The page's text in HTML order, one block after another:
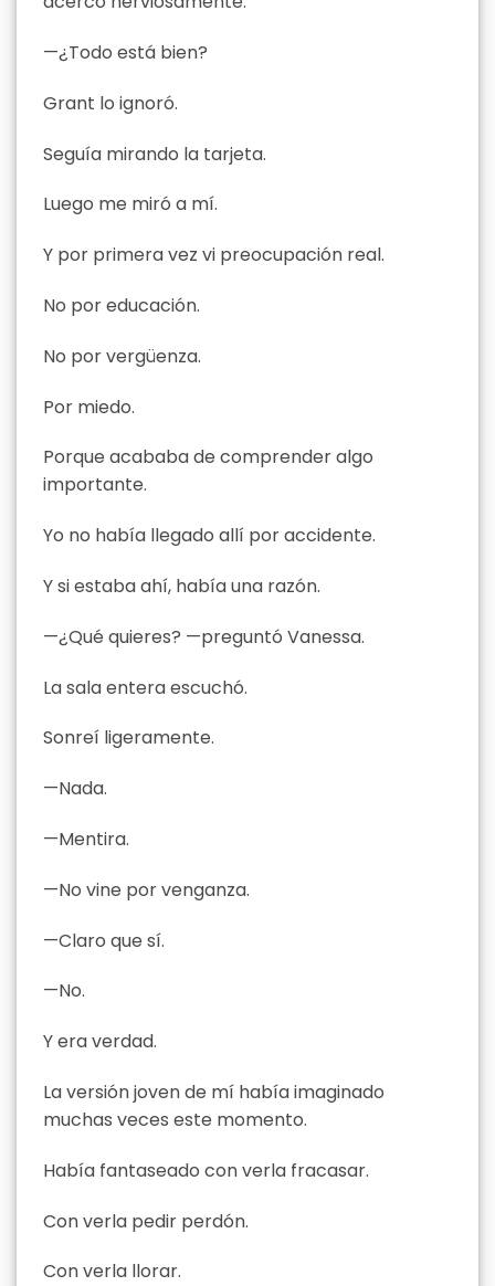
—¿Todo está bien?
Grant lo ignoró.
Seguía mirando la tarjeta.
Luego me miró a mí.
Y por primera vez vi preocupación real.
No por educación.
No por vergüenza.
Por miedo.
Porque acababa de comprender algo
importante.
Yo no había llegado allí por accidente.
Y si estaba ahí, había una razón.
—¿Qué quieres? —preguntó Vanessa.
La sala entera escuchó.
Sonreí ligeramente.
—Nada.
—Mentira.
—No vine por venganza.
—Claro que sí.
—No.
Y era verdad.
La versión joven de mí había imaginado
muchas veces este momento.
Había fantaseado con verla fracasar.
Con verla pedir perdón.
Con verla llorar.